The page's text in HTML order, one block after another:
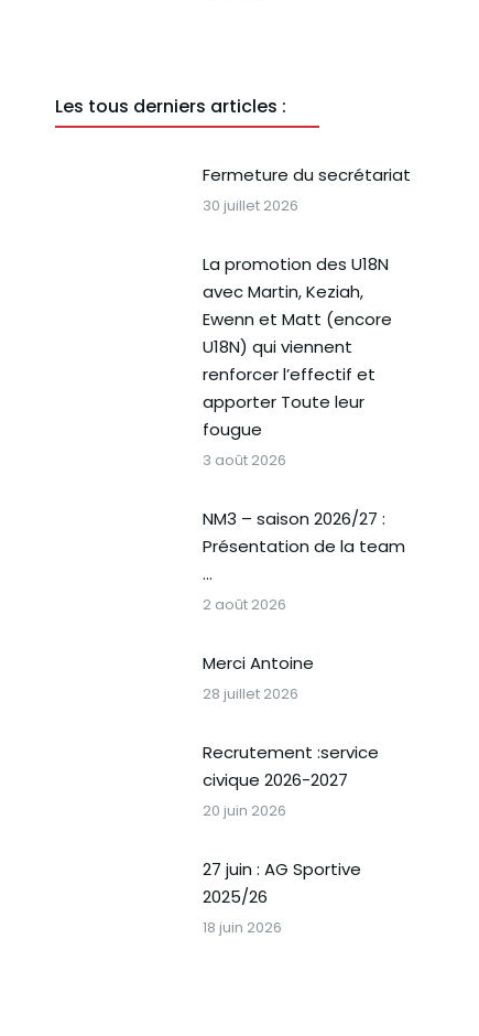
Les tous derniers articles :
Fermeture du secrétariat
30 juillet 2026
La promotion des U18N
avec Martin, Keziah,
Ewenn et Matt (encore
U18N) qui viennent
renforcer l’effectif et
apporter Toute leur
fougue
3 août 2026
NM3 – saison 2026/27 :
Présentation de la team
…
2 août 2026
Merci Antoine
28 juillet 2026
Recrutement :service
civique 2026-2027
20 juin 2026
27 juin : AG Sportive
2025/26
18 juin 2026